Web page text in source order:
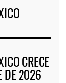
CRECE
DE 2026